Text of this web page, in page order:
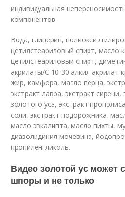
индивидуальная
компонентов
Вода, глицерин,
цетилстеариловый спирт, масло
цетилстеариловый спирт,
акрилаты/С 10-30 алкил акрилат
жир, камфора, масло перца,
экстракт лавра, экстракт сирени,
золотого уса, экстракт
соли, экстракт подорожника,
масло эвкалипта, масло пихты,
диазолидинил мочевина,
пропиленгликоль.
Видео золотой ус может
шпоры и не только